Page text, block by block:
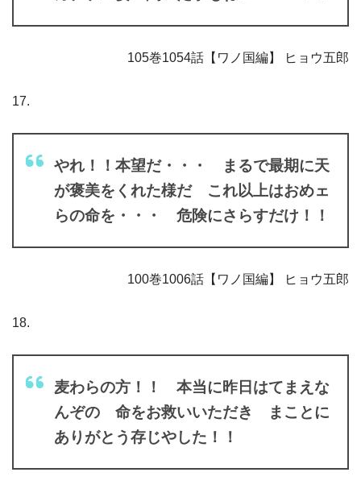
105巻1054話【ワノ国編】 ヒョウ五郎
17.
やれ！！本望だ・・・ まるで最期に天
が褒美をくれた様だ これ以上はおめェ
らの命を・・・ 危険にさらすだけ！！
100巻1006話【ワノ国編】 ヒョウ五郎
18.
麦わらの方！！ 本当に昨日はてまえな
んぞの 命をお救いいただき まことに
ありがとう存じやした！！